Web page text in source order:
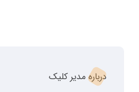
درباره مدیر کلیک